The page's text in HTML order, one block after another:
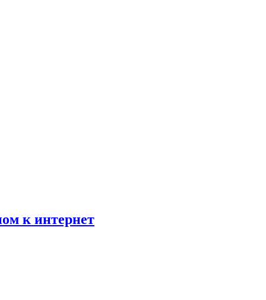
к интернет